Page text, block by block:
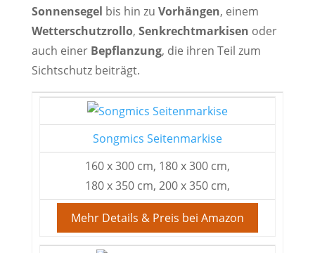
Sonnensegel bis hin zu Vorhängen, einem
Wetterschutzrollo, Senkrechtmarkisen oder
auch einer Bepflanzung, die ihren Teil zum
Sichtschutz beiträgt.
Songmics Seitenmarkise
160 x 300 cm, 180 x 300 cm,
180 x 350 cm, 200 x 350 cm,
Mehr Details & Preis bei Amazon